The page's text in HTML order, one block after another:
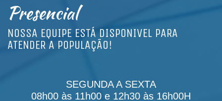
Presencial
NOSSA EQUIPE ESTÁ DISPONIVEL PARA
ATENDER A POPULAÇÃO!
SEGUNDA A SEXTA
08h00 às 11h00 e 12h30 às 16h00H